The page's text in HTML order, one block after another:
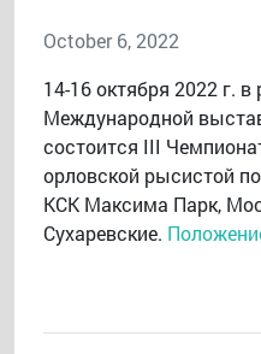
October 6, 2022
14-16 октября 2022 г. в
Международной
состоится III
орловской рысистой
КСК Максима Парк,
Сухаревские.